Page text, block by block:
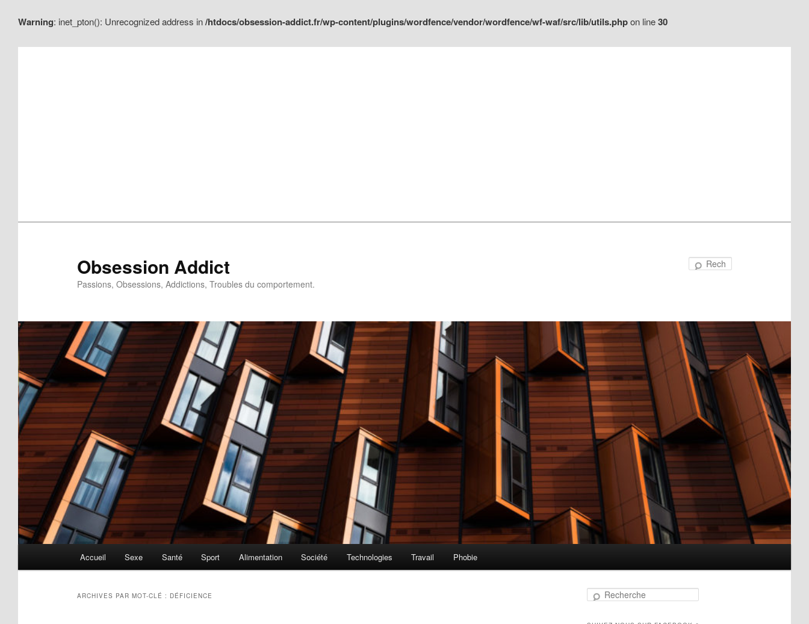
Warning: inet_pton(): Unrecognized address in/htdocs/obsession-addict.fr/wp-content/plugins/wordfence/vendor/wordfence/wf-waf/src/lib/utils.phpon line30
au
au
Obsession Addict
Passions, Obsessions, Addictions, Troubles du comportement.
Accueil Sexe Santé Sport Alimentation Société Technologies Travail Phobie
ARCHIVES PAR MOT-CLÉ : DÉFICIENCE